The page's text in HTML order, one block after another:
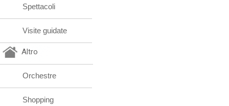
Spettacoli
Visite guidate
Altro
Orchestre
Shopping